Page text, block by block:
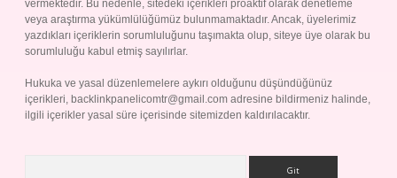
vermektedir. Bu nedenle, sitedeki içerikleri proaktif olarak denetleme
veya araştırma yükümlülüğümüz bulunmamaktadır. Ancak, üyelerimiz
yazdıkları içeriklerin sorumluluğunu taşımakta olup, siteye üye olarak bu
sorumluluğu kabul etmiş sayılırlar.
Hukuka ve yasal düzenlemelere aykırı olduğunu düşündüğünüz
içerikleri, backlinkpanelicomtr@gmail.com adresine bildirmeniz halinde,
ilgili içerikler yasal süre içerisinde sitemizden kaldırılacaktır.